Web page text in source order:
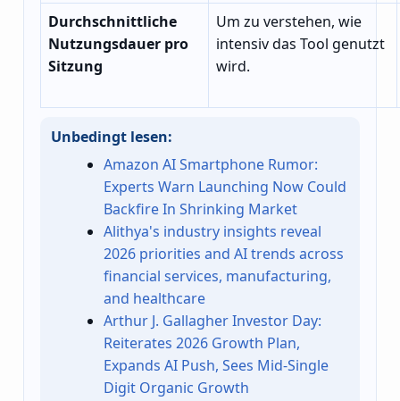
Durchschnittliche
Nutzungsdauer pro
Sitzung
Um zu verstehen, wie
intensiv das Tool genutzt
wird.
Unbedingt lesen:
Amazon AI Smartphone Rumor:
Experts Warn Launching Now Could
Backfire In Shrinking Market
Alithya's industry insights reveal
2026 priorities and AI trends across
financial services, manufacturing,
and healthcare
Arthur J. Gallagher Investor Day:
Reiterates 2026 Growth Plan,
Expands AI Push, Sees Mid-Single
Digit Organic Growth